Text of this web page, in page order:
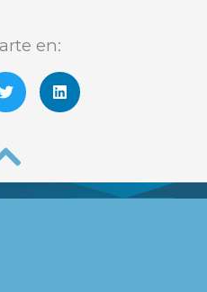
en: